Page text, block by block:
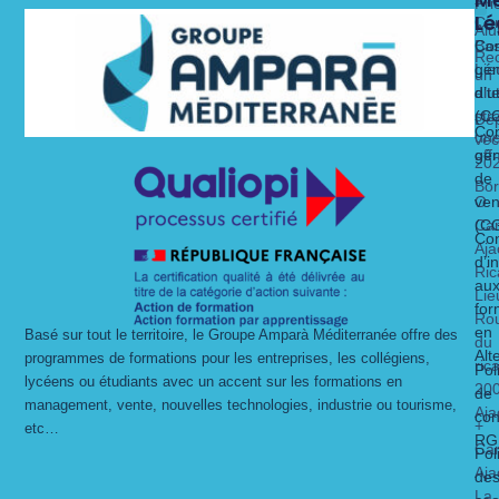
Basé sur tout le territoire, le Groupe Amparà Méditerranée offre des
programmes de formations pour les entreprises, les collégiens,
lycéens ou étudiants avec un accent sur les formations en
management, vente, nouvelles technologies, industrie ou tourisme,
etc…
un
dit
O
du
+
de
aux
en
de
des